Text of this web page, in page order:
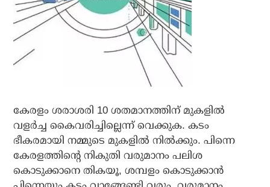
കേരളം ശരാശരി 10 ശതമാനത്തിന് മുകളില്‍
വളര്‍ച്ച കൈവരിച്ചില്ലെന്ന് വെക്കുക. കടം
ഭീകരമായി നമ്മുടെ മുകളില്‍ നില്‍ക്കും. പിന്നെ
കേരളത്തിന്റെ നികുതി വരുമാനം പലിശ
കൊടുക്കാനെ തികയൂ, ശമ്പളം കൊടുക്കാന്‍